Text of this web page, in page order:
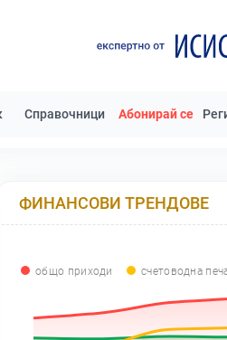
Справочници Абонирай се
ФИНАНСОВИ ТРЕНДОВЕ
общо приходи счетоводна